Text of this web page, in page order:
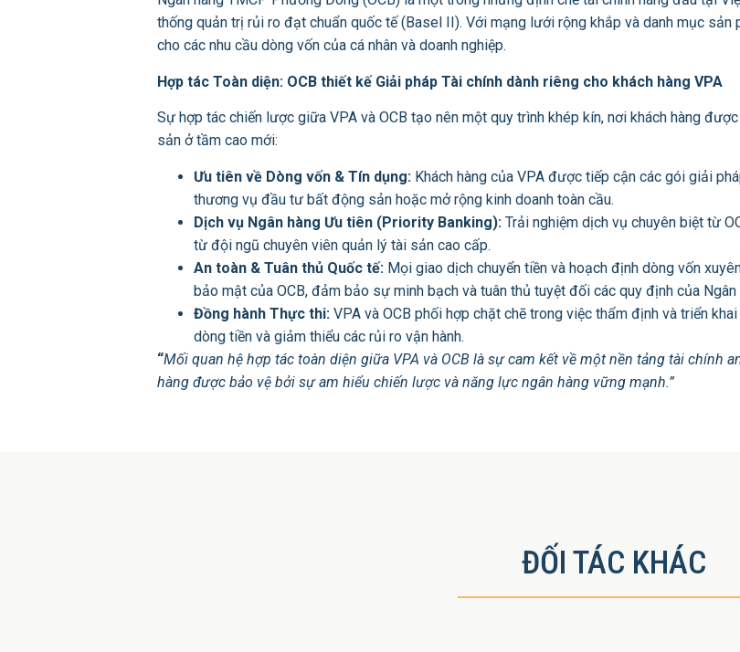
thống quản trị rủi ro đạt chuẩn quốc tế (Basel II). Với mạng lưới rộng khắp và danh mục
cho các nhu cầu dòng vốn của cá nhân và doanh nghiệp.
Hợp tác Toàn diện: OCB thiết kế Giải pháp Tài chính dành riêng cho khách hàng VPA
Sự hợp tác chiến lược giữa VPA và OCB tạo nên một quy trình khép kín, nơi khách hàng
sản ở tầm cao mới:
Ưu tiên về Dòng vốn & Tín dụng: Khách hàng của VPA được tiếp cận các gói giải
thương vụ đầu tư bất động sản hoặc mở rộng kinh doanh toàn cầu.
Dịch vụ Ngân hàng Ưu tiên (Priority Banking): Trải nghiệm dịch vụ chuyên biệt từ
từ đội ngũ chuyên viên quản lý tài sản cao cấp.
An toàn & Tuân thủ Quốc tế: Mọi giao dịch chuyển tiền và hoạch định dòng vốn
bảo mật của OCB, đảm bảo sự minh bạch và tuân thủ tuyệt đối các quy định của Ngân
Đồng hành Thực thi: VPA và OCB phối hợp chặt chẽ trong việc thẩm định và triển
dòng tiền và giảm thiểu các rủi ro vận hành.
“Mối quan hệ hợp tác toàn diện giữa VPA và OCB là sự cam kết về một nền tảng tài chính
hàng được bảo vệ bởi sự am hiểu chiến lược và năng lực ngân hàng vững mạnh.”
ĐỐI TÁC KHÁC